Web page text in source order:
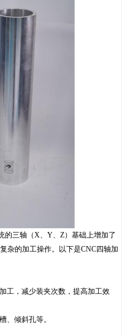
的三轴（X、Y、Z）基础上增加了
杂的加工操作。以下是CNC四轴加
工，减少装夹次数，提高加工效
、倾斜孔等。